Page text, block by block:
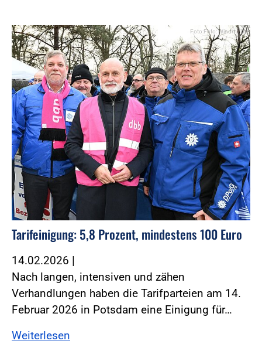
Foto:Foto: Windmüller
Tarifeinigung: 5,8 Prozent, mindestens 100 Euro
14.02.2026 |
Nach langen, intensiven und zähen
Verhandlungen haben die Tarifparteien am 14.
Februar 2026 in Potsdam eine Einigung für…
Weiterlesen